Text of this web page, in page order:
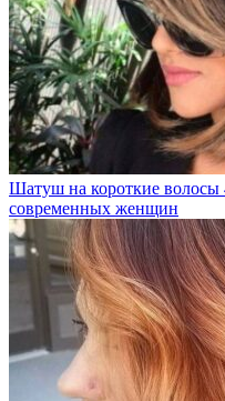
Шатуш на короткие волосы
современных женщин